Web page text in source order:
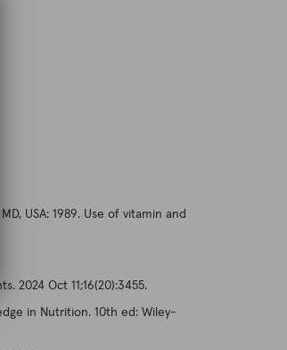
USA: 1989. Use of vitamin and
Oct 11;16(20):3455.
in Nutrition. 10th ed: Wiley-